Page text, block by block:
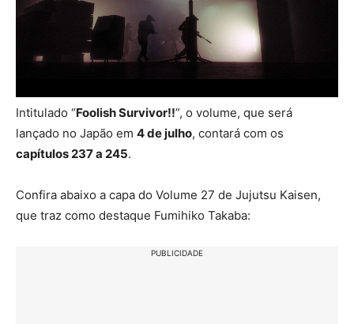
Intitulado “Foolish Survivor!!”, o volume, que será
lançado no Japão em 4 de julho, contará com os
capítulos 237 a 245.
Confira abaixo a capa do Volume 27 de Jujutsu Kaisen,
que traz como destaque Fumihiko Takaba:
PUBLICIDADE